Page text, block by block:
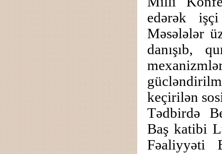
edərək
Məsələlər
danışıb,
keçirilən
Tədbirdə
Baş katibi
Fəaliyyəti